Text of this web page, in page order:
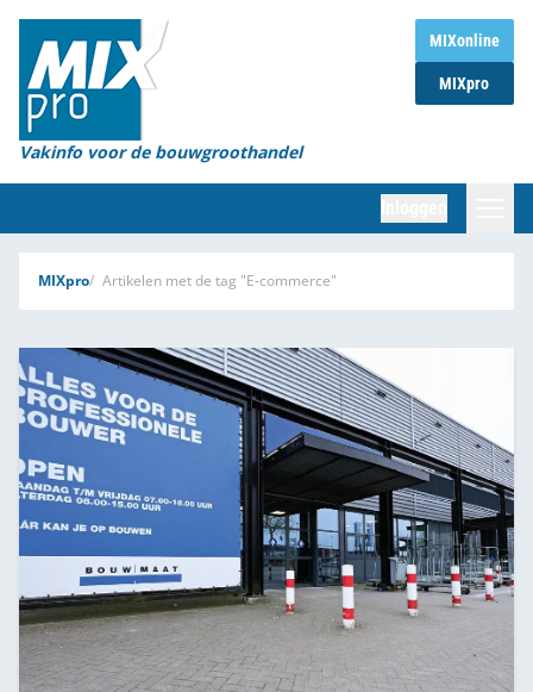
MIXonline
MIXpro
Vakinfo voor de bouwgroothandel
Home
Magazines
Organisaties
Marktcijfers
Word abonnee
Partners
MIXpro Artikelen met de tag "E-commerce"